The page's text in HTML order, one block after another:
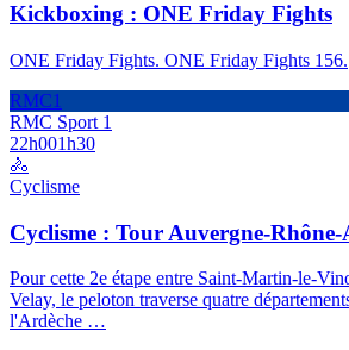
Kickboxing : ONE Friday Fights
ONE Friday Fights. ONE Friday Fights 156.
RMC1
RMC Sport 1
22h001h30
🚴
Cyclisme
Cyclisme : Tour Auvergne-Rhône-
Pour cette 2e étape entre Saint-Martin-le-
Velay, le peloton traverse quatre
l'Ardèche …